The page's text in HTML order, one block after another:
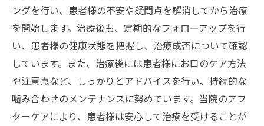
ングを行い、患者様の不安や疑問点を解消してから治療
を開始します。治療後も、定期的なフォローアップを行
い、患者様の健康状態を把握し、治療成否について確認
しています。また、治療後には患者様にお口のケア方法
や注意点など、しっかりとアドバイスを行い、持続的な
噛み合わせのメンテナンスに努めています。当院のアフ
ターケアにより、患者様は安心して治療を受けることが